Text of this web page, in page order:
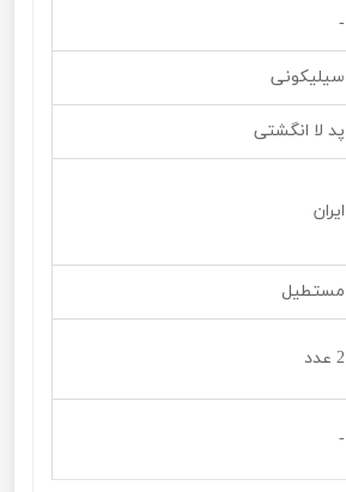
-
سیلیکونی
پد لا انگشتی
ایران
مستطیل
2 عدد
-